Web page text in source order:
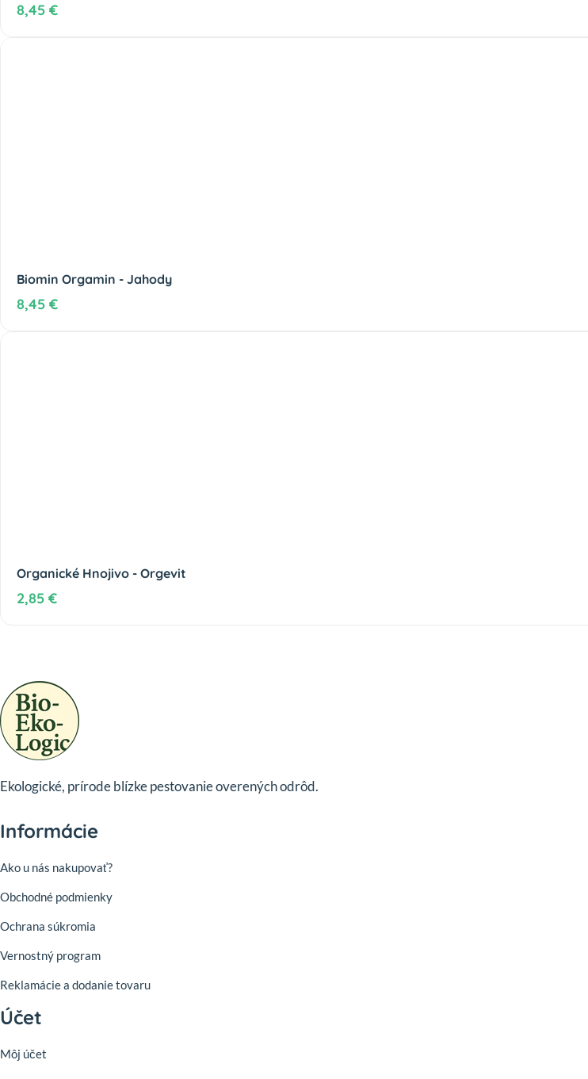
8,45 €
Biomin Orgamin - Jahody
8,45 €
Organické Hnojivo - Orgevit
2,85 €
Ekologické, prírode blízke pestovanie overených odrôd.
Informácie
Ako u nás nakupovať?
Obchodné podmienky
Ochrana súkromia
Vernostný program
Reklamácie a dodanie tovaru
Účet
Môj účet